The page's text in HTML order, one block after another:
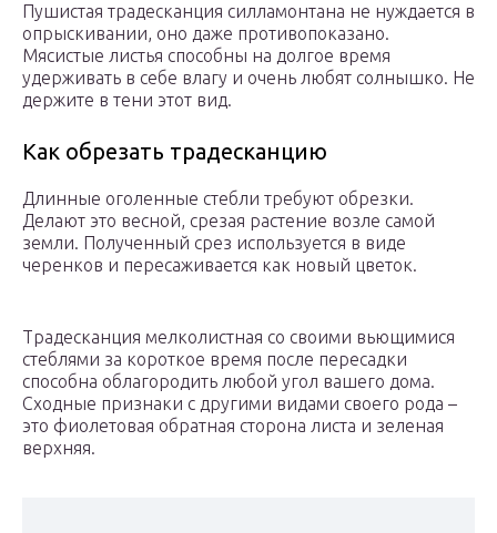
Пушистая традесканция силламонтана не нуждается в
опрыскивании, оно даже противопоказано.
Мясистые листья способны на долгое время
удерживать в себе влагу и очень любят солнышко. Не
держите в тени этот вид.
Как обрезать традесканцию
Длинные оголенные стебли требуют обрезки.
Делают это весной, срезая растение возле самой
земли. Полученный срез используется в виде
черенков и пересаживается как новый цветок.
Традесканция мелколистная со своими вьющимися
стеблями за короткое время после пересадки
способна облагородить любой угол вашего дома.
Сходные признаки с другими видами своего рода –
это фиолетовая обратная сторона листа и зеленая
верхняя.